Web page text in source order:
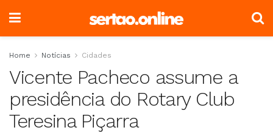
Home Notícias Cidades
Vicente Pacheco assume a
presidência do Rotary Club
Teresina Piçarra